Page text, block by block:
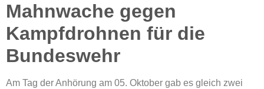
Mahnwache gegen
Kampfdrohnen für die
Bundeswehr
Am Tag der Anhörung am 05. Oktober gab es gleich zwei